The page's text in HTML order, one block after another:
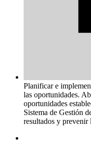
Planificar e
las oportunidades.
oportunidades
Sistema de Gestión
resultados y prevenir